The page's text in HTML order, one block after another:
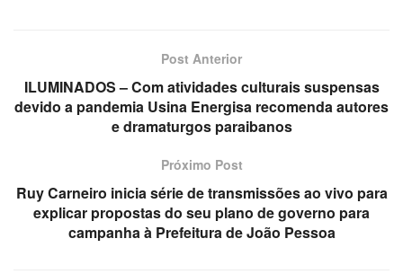
Post Anterior
ILUMINADOS – Com atividades culturais suspensas
devido a pandemia Usina Energisa recomenda autores
e dramaturgos paraibanos
Próximo Post
Ruy Carneiro inicia série de transmissões ao vivo para
explicar propostas do seu plano de governo para
campanha à Prefeitura de João Pessoa